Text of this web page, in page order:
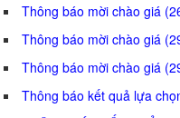
Thông báo mời chào giá
Thông báo mời chào giá
Thông báo mời chào giá
Thông báo kết quả lựa